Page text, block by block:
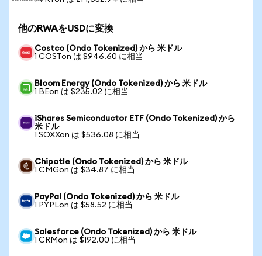
他のRWAをUSDに変換
Costco (Ondo Tokenized) から 米ドル
1 COSTon は $946.60 に相当
Bloom Energy (Ondo Tokenized) から 米ドル
1 BEon は $235.02 に相当
iShares Semiconductor ETF (Ondo Tokenized) から
米ドル
1 SOXXon は $536.08 に相当
Chipotle (Ondo Tokenized) から 米ドル
1 CMGon は $34.87 に相当
PayPal (Ondo Tokenized) から 米ドル
1 PYPLon は $58.52 に相当
Salesforce (Ondo Tokenized) から 米ドル
1 CRMon は $192.00 に相当